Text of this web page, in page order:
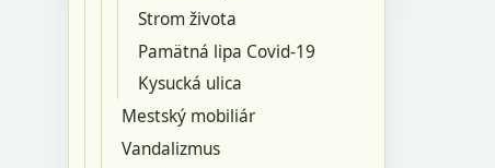
Strom života
Pamätná lipa Covid-19
Kysucká ulica
Mestský mobiliár
Vandalizmus